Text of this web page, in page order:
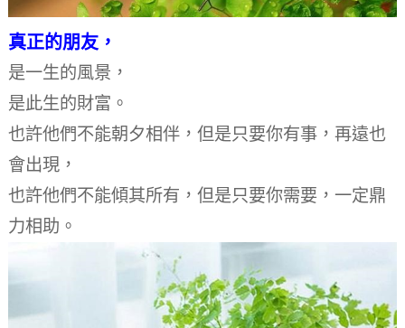
真正的朋友，
是一生的風景，
是此生的財富。
也許他們不能朝夕相伴， 但是只要你有事，再遠也
會出現，
也許他們不能傾其所有， 但是只要你需要，一定鼎
力相助。